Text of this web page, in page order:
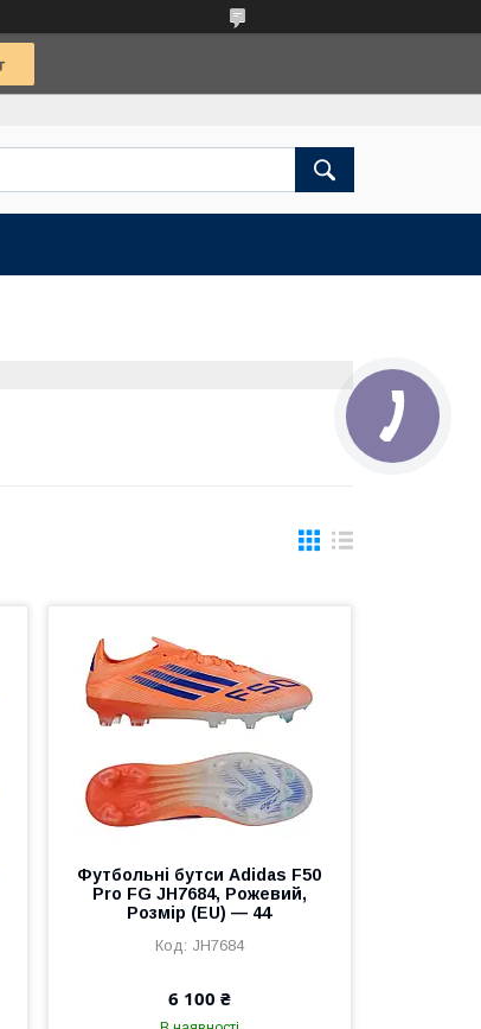
Футбольні бутси Adidas F50
Pro FG JH7684, Рожевий,
Розмір (EU) — 44
JH7684
6 100 ₴